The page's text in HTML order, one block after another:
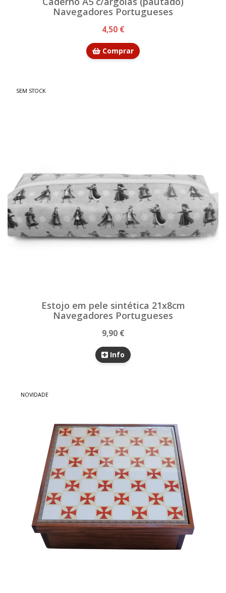
Navegadores Portugueses
4,50 €
Comprar
SEM STOCK
Estojo em pele sintética 21x8cm
Navegadores Portugueses
9,90 €
Info
NOVIDADE